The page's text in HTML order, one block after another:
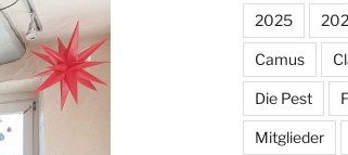
2025
Camus
Die Pest
Mitglieder